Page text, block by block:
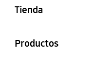
Tienda
Productos